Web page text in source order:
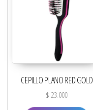
CEPILLO PLANO RED GOLD
$ 23.000